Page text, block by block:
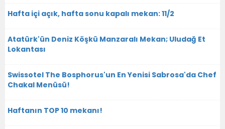
Hafta içi açık, hafta sonu kapalı mekan: 11/2
Atatürk'ün Deniz Köşkü Manzaralı Mekan; Uludağ Et
Lokantası
Swissotel The Bosphorus'un En Yenisi Sabrosa'da Chef
Chakal Menüsü!
Haftanın TOP 10 mekanı!